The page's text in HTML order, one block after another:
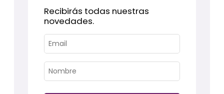
Recibirás todas nuestras
novedades.